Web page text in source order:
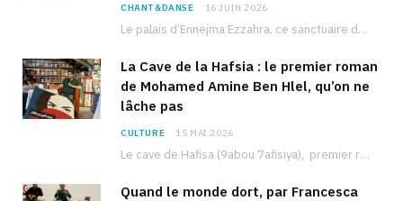
CHANT&DANSE 16 JUIN 2026
Le palais d’Ennejma Ezzahra, ce sanctuaire de la musique tunisienne et méditerranéenne construit par le…
La Cave de la Hafsia : le premier roman
de Mohamed Amine Ben Hlel, qu’on ne
lâche pas
CULTURE 15 MAI 2026
Le cave de Hafisa (9abou 7afisiya), premier roman du journaliste tunisien Mohamed Amine Ben Hlel,…
Quand le monde dort, par Francesca